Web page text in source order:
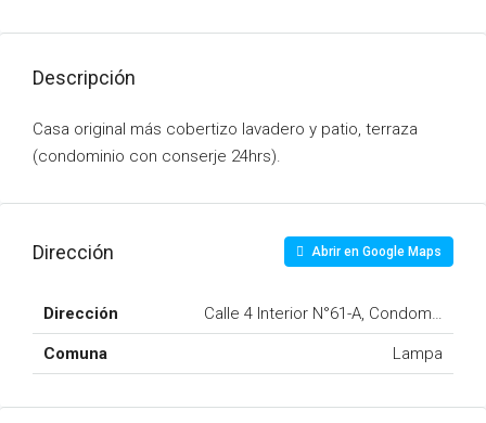
Descripción
Casa original más cobertizo lavadero y patio, terraza
(condominio con conserje 24hrs).
Dirección Abrir en Google Maps
Dirección Calle 4 Interior N°61-A, Condominio
Comuna Lampa